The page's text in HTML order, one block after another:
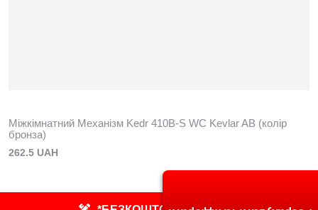
Міжкімнатний Механізм Kedr 410B-S WC Kevlar AB (колір
бронза)
262.5 UAH